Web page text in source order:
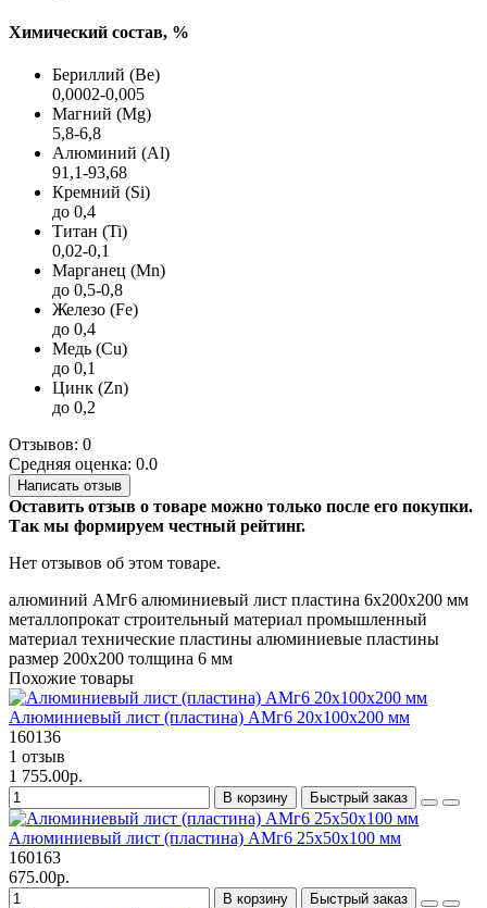
Химический состав, %
Бериллий (Be)
0,0002-0,005
Магний (Mg)
5,8-6,8
Алюминий (Al)
91,1-93,68
Кремний (Si)
до 0,4
Титан (Ti)
0,02-0,1
Марганец (Mn)
до 0,5-0,8
Железо (Fe)
до 0,4
Медь (Cu)
до 0,1
Цинк (Zn)
до 0,2
Отзывов: 0
Средняя оценка: 0.0
Написать отзыв
Оставить отзыв о товаре можно только после его покупки.
Так мы формируем честный рейтинг.
Нет отзывов об этом товаре.
алюминий АМг6 алюминиевый лист пластина 6х200х200 мм
металлопрокат строительный материал промышленный
материал технические пластины алюминиевые пластины
размер 200х200 толщина 6 мм
Похожие товары
Алюминиевый лист (пластина) АМг6 20х100х200 мм
160136
1 отзыв
1 755.00р.
В корзину Быстрый заказ
Алюминиевый лист (пластина) АМг6 25х50х100 мм
160163
675.00р.
В корзину Быстрый заказ